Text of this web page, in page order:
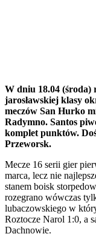
W dniu 18.04 (środa)
jarosławskiej klasy
meczów San Hurko
Radymno. Santos
komplet punktów.
Przeworsk.
Mecze 16 serii gier
marca, lecz nie
stanem boisk
rozegrano wówczas
lubaczowskiego w
Roztocze Narol 1:0, a
Dachnowie.